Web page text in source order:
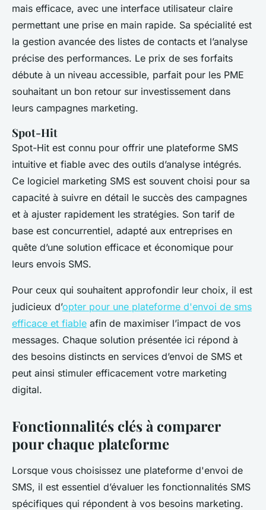
mais efficace, avec une interface utilisateur claire
permettant une prise en main rapide. Sa spécialité est
la gestion avancée des listes de contacts et l’analyse
précise des performances. Le prix de ses forfaits
débute à un niveau accessible, parfait pour les PME
souhaitant un bon retour sur investissement dans
leurs campagnes marketing.
Spot-Hit
Spot-Hit est connu pour offrir une plateforme SMS
intuitive et fiable avec des outils d’analyse intégrés.
Ce logiciel marketing SMS est souvent choisi pour sa
capacité à suivre en détail le succès des campagnes
et à ajuster rapidement les stratégies. Son tarif de
base est concurrentiel, adapté aux entreprises en
quête d’une solution efficace et économique pour
leurs envois SMS.
Pour ceux qui souhaitent approfondir leur choix, il est
judicieux d’opter pour une plateforme d'envoi de sms
efficace et fiable afin de maximiser l’impact de vos
messages. Chaque solution présentée ici répond à
des besoins distincts en services d’envoi de SMS et
peut ainsi stimuler efficacement votre marketing
digital.
Fonctionnalités clés à comparer
pour chaque plateforme
Lorsque vous choisissez une plateforme d'envoi de
SMS, il est essentiel d’évaluer les fonctionnalités SMS
spécifiques qui répondent à vos besoins marketing.